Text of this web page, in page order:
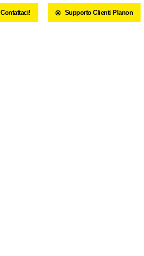
Contattaci! Supporto Clienti Planon